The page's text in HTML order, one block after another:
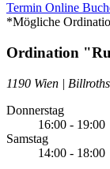
Termin Online
*Mögliche
Ordination
1190 Wien |
Donnerstag
16:00 - 19:00
Samstag
14:00 - 18:00